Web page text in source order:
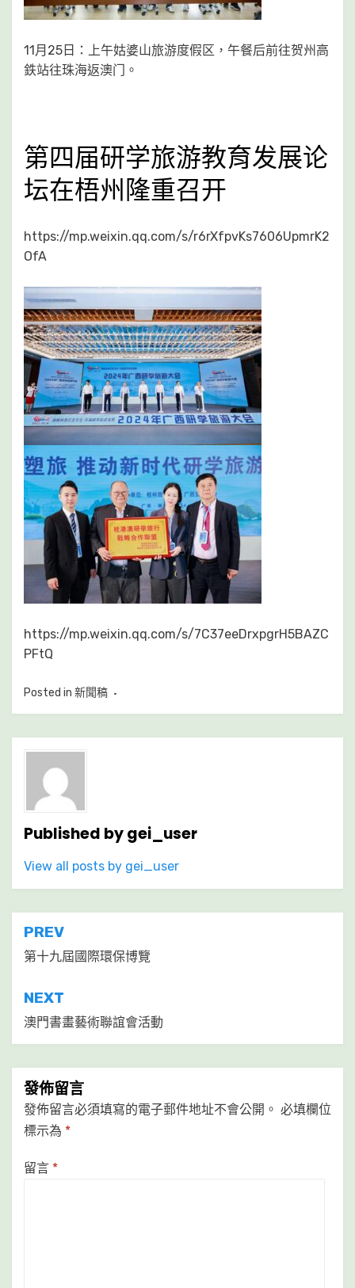
11月25日：上午姑婆山旅游度假区，午餐后前往贺州高
鉄站往珠海返澳门。
第四届研学旅游教育发展论
坛在梧州隆重召开
https://mp.weixin.qq.com/s/r6rXfpvKs7606UpmrK2
OfA
https://mp.weixin.qq.com/s/7C37eeDrxpgrH5BAZC
PFtQ
Posted in 新聞稿
Published bygei_user
View all posts by gei_user
文
章
導
覽
PREV
第十九屆國際環保博覽
NEXT
澳門書畫藝術聯誼會活動
發佈留言
發佈留言必須填寫的電子郵件地址不會公開。 必填欄位
標示為 *
留言 *